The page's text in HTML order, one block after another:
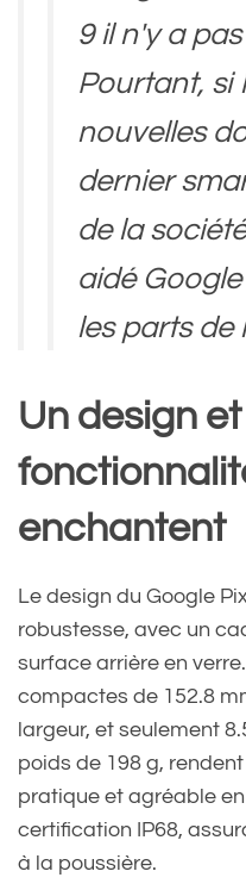
9 il n'y a
Pourtant, si
nouvelles
dernier
de la
aidé
les parts de
États-Unis.
https://t.co/
November
Un design
enchantent
Le design du Google
robustesse, avec un
surface arrière en
compactes de 152.8
largeur, et seulement
poids de 198 g,
pratique et agréable
certification IP68,
à la poussière.